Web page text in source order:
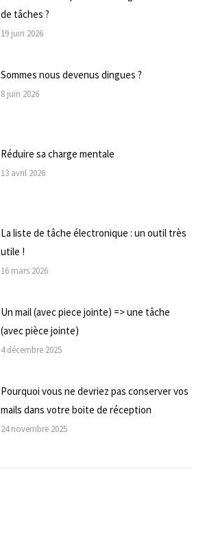
de tâches ?
19 juin 2026
Sommes nous devenus dingues ?
8 juin 2026
Réduire sa charge mentale
13 avril 2026
La liste de tâche électronique : un outil très
utile !
16 mars 2026
Un mail (avec piece jointe) => une tâche
(avec pièce jointe)
4 décembre 2025
Pourquoi vous ne devriez pas conserver vos
mails dans votre boite de réception
24 novembre 2025